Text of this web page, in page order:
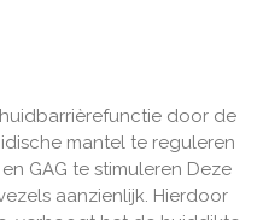
door de
mantel te reguleren
GAG te stimuleren Deze
aanzienlijk. Hierdoor